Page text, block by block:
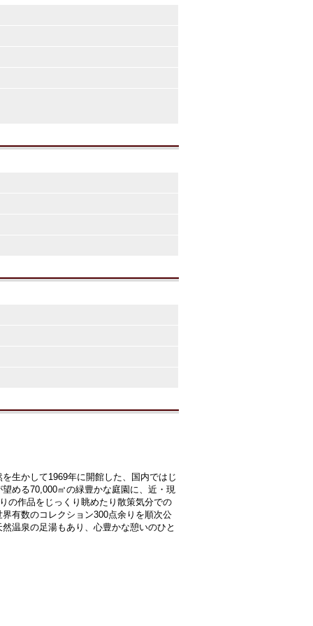
生かして1969年に開館した、国内ではじ
める70,000㎡の緑豊かな庭園に、近・現
の作品をじっくり眺めたり散策気分での
有数のコレクション300点余りを順次公
温泉の足湯もあり、心豊かな憩いのひと